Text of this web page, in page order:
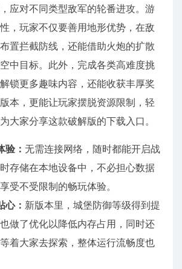
应对不同类型敌军的轮番进攻。游
，玩家不仅要善用地形优势，在敌
置拦截防线，还能借助火炮的扩散
中目标。此外，完成各类高难度挑
锁更多趣味内容，还能收获丰厚奖
本，更能让玩家摆脱资源限制，轻
大家分享这款破解版的下载入口。
验： 无需连接网络，随时都能开启战
存储在本地设备中，不必担心数据
受不受限制的畅玩体验。
： 新版本里，城堡防御等级得到提
做了优化以降低内存占用，同时还
着大家去探索，整体运行流畅度也